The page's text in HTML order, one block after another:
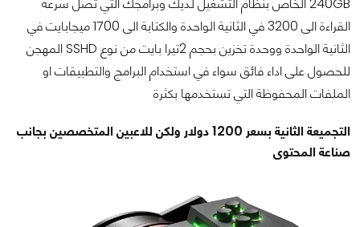
القراءة الى 3200 في الثانية الواحدة والكتابة الى 1700 ميجابايت في
الثانية الواحدة ووحدة تخزين بحجم 2تيرا بايت من نوع SSHD المهجن
للحصول على اداء فائق سواء في استخدام البرامج والتطبيقات او
الملفات المحفوظة التي تستخدمها بكثرة
التجميعة الثانية بسعر 1200 دولار ولكن للاعبين المتخصصين بجانب
صناعة المحتوى